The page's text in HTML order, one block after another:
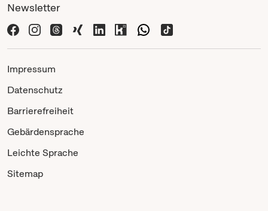
Newsletter
Impressum
Datenschutz
Barrierefreiheit
Gebärdensprache
Leichte Sprache
Sitemap